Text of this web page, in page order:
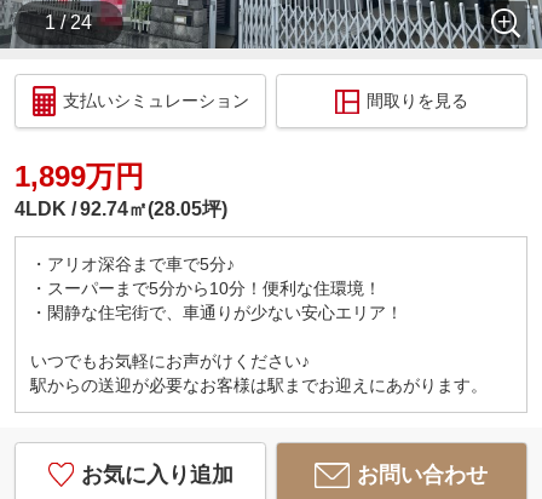
1 / 24
支払いシミュレーション 間取りを見る
1,899万円
4LDK 92.74㎡(28.05坪)
・アリオ深谷まで車で5分♪
・スーパーまで5分から10分！便利な住環境！
・閑静な住宅街で、車通りが少ない安心エリア！
いつでもお気軽にお声がけください♪
駅からの送迎が必要なお客様は駅までお迎えにあがります。
お気に入り追加 お問い合わせ